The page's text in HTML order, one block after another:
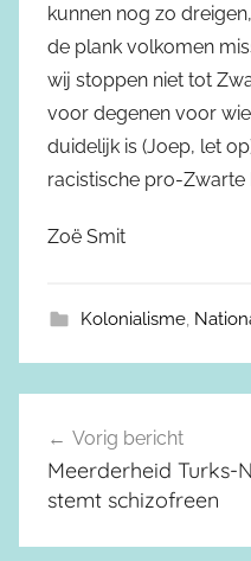
kunnen nog zo
de plank volkomen
wij stoppen niet tot
voor degenen voor
duidelijk is (Joep, let
racistische pro-Zwarte
Zoë Smit
Kolonialisme,
Berichtnavigatie
Vorig bericht
Meerderheid Turks-
stemt schizofreen